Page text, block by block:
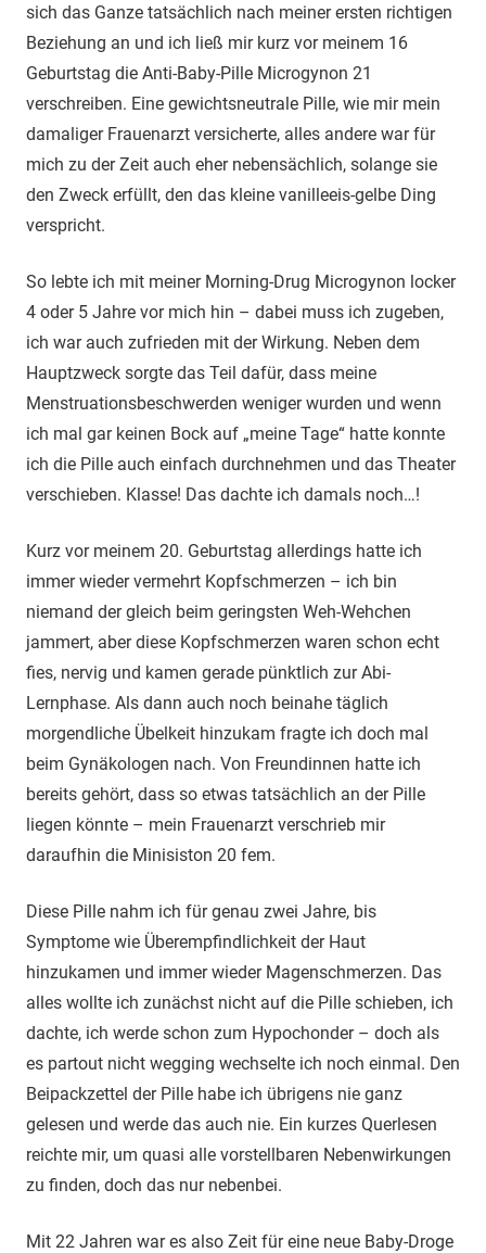
sich das Ganze tatsächlich nach meiner ersten richtigen
Beziehung an und ich ließ mir kurz vor meinem 16
Geburtstag die Anti-Baby-Pille Microgynon 21
verschreiben. Eine gewichtsneutrale Pille, wie mir mein
damaliger Frauenarzt versicherte, alles andere war für
mich zu der Zeit auch eher nebensächlich, solange sie
den Zweck erfüllt, den das kleine vanilleeis-gelbe Ding
verspricht.
So lebte ich mit meiner Morning-Drug Microgynon locker
4 oder 5 Jahre vor mich hin – dabei muss ich zugeben,
ich war auch zufrieden mit der Wirkung. Neben dem
Hauptzweck sorgte das Teil dafür, dass meine
Menstruationsbeschwerden weniger wurden und wenn
ich mal gar keinen Bock auf „meine Tage“ hatte konnte
ich die Pille auch einfach durchnehmen und das Theater
verschieben. Klasse! Das dachte ich damals noch…!
Kurz vor meinem 20. Geburtstag allerdings hatte ich
immer wieder vermehrt Kopfschmerzen – ich bin
niemand der gleich beim geringsten Weh-Wehchen
jammert, aber diese Kopfschmerzen waren schon echt
fies, nervig und kamen gerade pünktlich zur Abi-
Lernphase. Als dann auch noch beinahe täglich
morgendliche Übelkeit hinzukam fragte ich doch mal
beim Gynäkologen nach. Von Freundinnen hatte ich
bereits gehört, dass so etwas tatsächlich an der Pille
liegen könnte – mein Frauenarzt verschrieb mir
daraufhin die Minisiston 20 fem.
Diese Pille nahm ich für genau zwei Jahre, bis
Symptome wie Überempfindlichkeit der Haut
hinzukamen und immer wieder Magenschmerzen. Das
alles wollte ich zunächst nicht auf die Pille schieben, ich
dachte, ich werde schon zum Hypochonder – doch als
es partout nicht wegging wechselte ich noch einmal. Den
Beipackzettel der Pille habe ich übrigens nie ganz
gelesen und werde das auch nie. Ein kurzes Querlesen
reichte mir, um quasi alle vorstellbaren Nebenwirkungen
zu finden, doch das nur nebenbei.
Mit 22 Jahren war es also Zeit für eine neue Baby-Droge